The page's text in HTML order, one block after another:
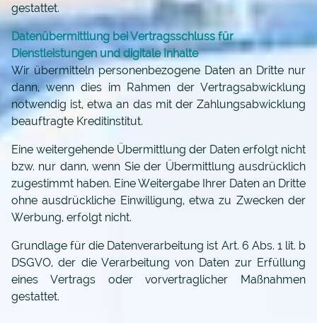
gestattet.
Datenübermittlung bei Vertragsschluss für
Dienstleistungen und digitale Inhalte
Wir übermitteln personenbezogene Daten an Dritte nur
dann, wenn dies im Rahmen der Vertragsabwicklung
notwendig ist, etwa an das mit der Zahlungsabwicklung
beauftragte Kreditinstitut.
Eine weitergehende Übermittlung der Daten erfolgt nicht
bzw. nur dann, wenn Sie der Übermittlung ausdrücklich
zugestimmt haben. Eine Weitergabe Ihrer Daten an Dritte
ohne ausdrückliche Einwilligung, etwa zu Zwecken der
Werbung, erfolgt nicht.
Grundlage für die Datenverarbeitung ist Art. 6 Abs. 1 lit. b
DSGVO, der die Verarbeitung von Daten zur Erfüllung
eines Vertrags oder vorvertraglicher Maßnahmen
gestattet.